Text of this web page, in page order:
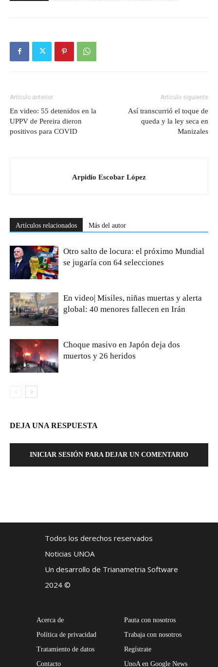
Artículo anterior
En video: 55 detenidos en la
UPPV de Pereira dieron
positivos para COVID
Artículo siguiente
Así transcurrió el toque de
queda y la ley seca en
Manizales
Arpidio Escobar López
Artículos relacionados Más del autor
Otro salto de locura: el próximo Mundial
se jugaría con 64 selecciones
En video| Misiles, niñas muertas y alerta
global: 40 menores fallecen en Irán
Choque masivo en Japón deja dos
muertos y 26 heridos
DEJA UNA RESPUESTA
INICIAR SESIÓN PARA DEJAR UN COMENTARIO
Todos los derechos reservados
Noticias UNOA
Un desarrollo de Trianametria Software
2024 ©
Acerca de
Política de privacidad
Tratamiento de datos
Contacto
Pauta con nosotros
Trabaja con nosotros
Regístrate
UnoA en Google News